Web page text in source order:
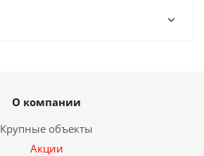
О компании
Крупные объекты
Акции